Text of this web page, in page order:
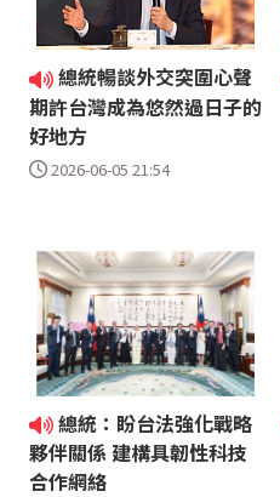
總統暢談外交突圍心聲
期許台灣成為悠然過日子的
好地方
2026-06-05 21:54
總統：盼台法強化戰略
夥伴關係 建構具韌性科技
合作網絡